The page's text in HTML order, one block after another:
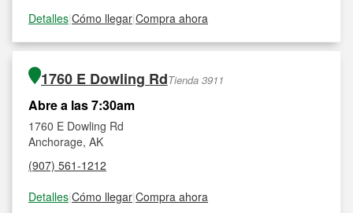
Detalles|Cómo llegar|Compra ahora
1760 E Dowling RdTienda 3911
Abre a las 7:30am
1760 E Dowling Rd
Anchorage, AK
(907) 561-1212
Detalles|Cómo llegar|Compra ahora